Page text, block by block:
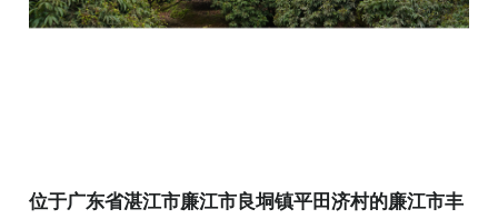
位于广东省湛江市廉江市良垌镇平田济村的廉江市丰